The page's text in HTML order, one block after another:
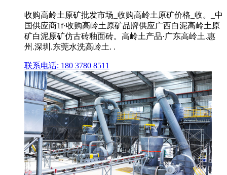
收购高岭土原矿批发市场_收购高岭土原矿价格_收。_中
国供应商1f·收购高岭土原矿品牌供应广西白泥高岭土原
矿白泥原矿仿古砖釉面砖。高岭土产品·广东高岭土.惠
州.深圳.东莞水洗高岭土. .
联系电话: 180 3780 8511